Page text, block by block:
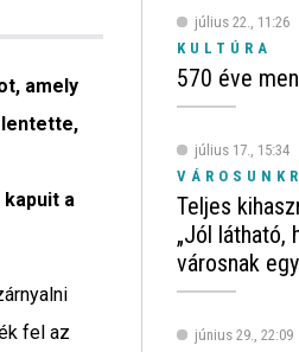
amely
a
fel az
július 22., 11:26
KULTÚRA
570 éve
július 17., 15:34
Teljes
„Jól látható,
városnak
június 29., 22:09